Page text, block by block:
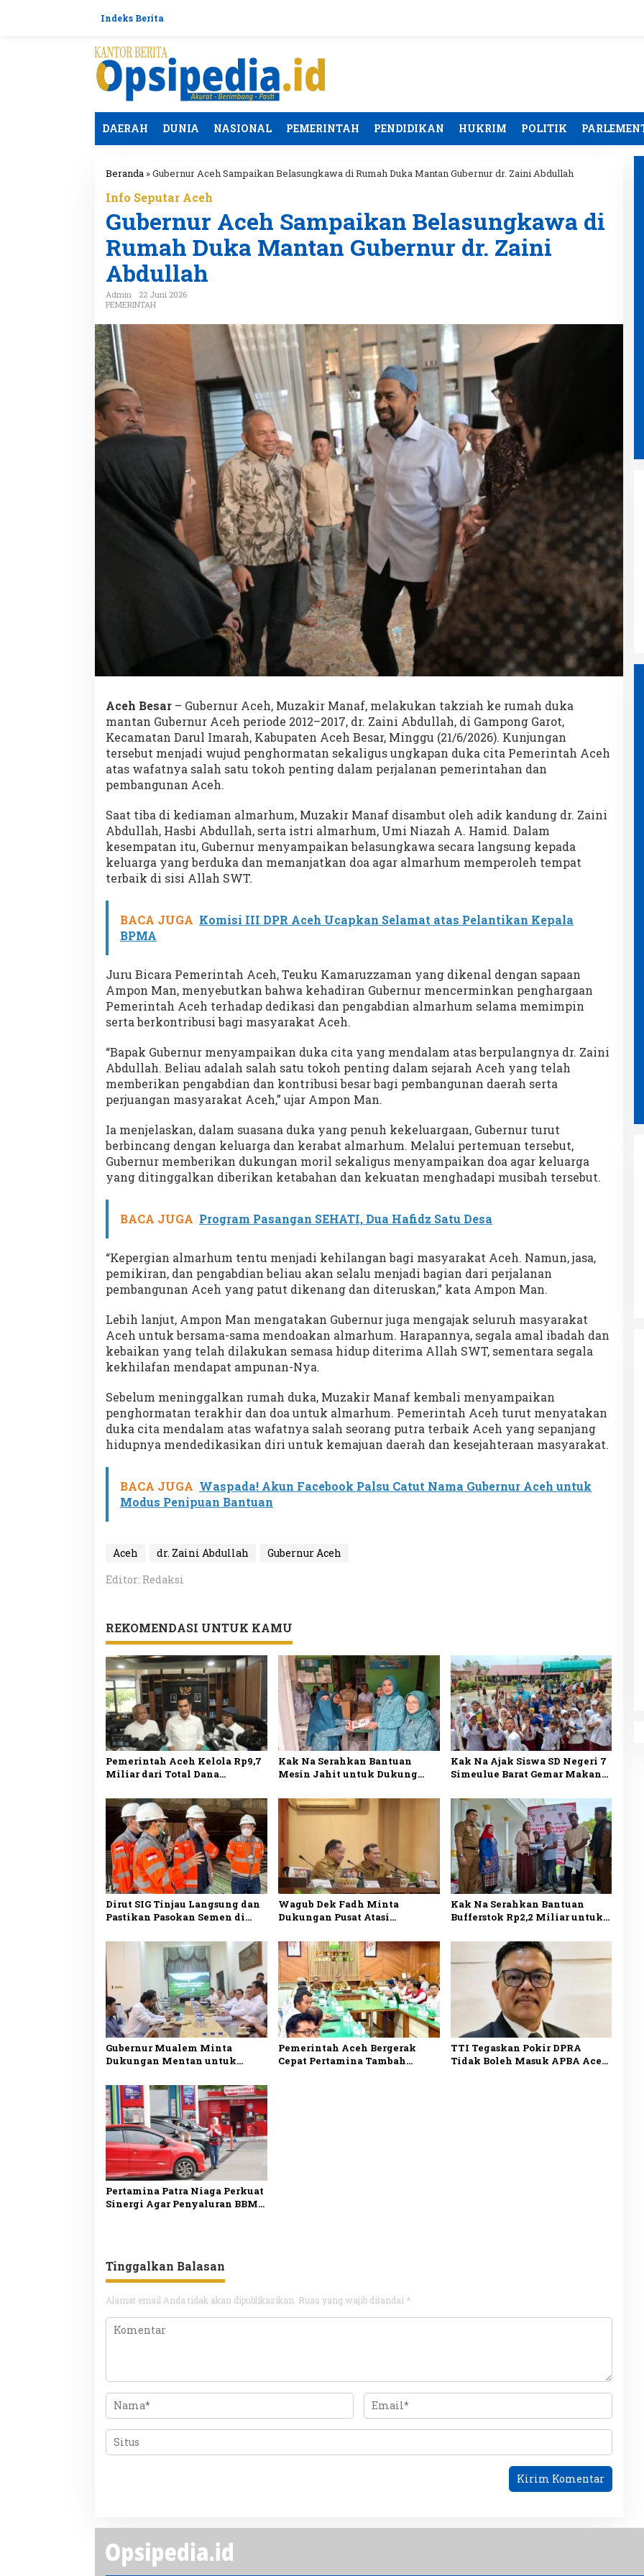
Indeks Berita
DAERAH DUNIA NASIONAL PEMERINTAH PENDIDIKAN HUKRIM POLITIK
Beranda »Gubernur Aceh Sampaikan Belasungkawa di Rumah Duka Mantan Gubernur dr. Zaini Abdullah
Info Seputar Aceh
Gubernur Aceh Sampaikan Belasungkawa di
Rumah Duka Mantan Gubernur dr. Zaini
Abdullah
Admin
22 Juni 2026
PEMERINTAH
Aceh Besar – Gubernur Aceh, Muzakir Manaf, melakukan takziah ke rumah duka
mantan Gubernur Aceh periode 2012–2017, dr. Zaini Abdullah, di Gampong Garot,
Kecamatan Darul Imarah, Kabupaten Aceh Besar, Minggu (21/6/2026). Kunjungan
tersebut menjadi wujud penghormatan sekaligus ungkapan duka cita Pemerintah Aceh
atas wafatnya salah satu tokoh penting dalam perjalanan pemerintahan dan
pembangunan Aceh.
Saat tiba di kediaman almarhum, Muzakir Manaf disambut oleh adik kandung dr. Zaini
Abdullah, Hasbi Abdullah, serta istri almarhum, Umi Niazah A. Hamid. Dalam
kesempatan itu, Gubernur menyampaikan belasungkawa secara langsung kepada
keluarga yang berduka dan memanjatkan doa agar almarhum memperoleh tempat
terbaik di sisi Allah SWT.
BACA JUGA Komisi III DPR Aceh Ucapkan Selamat atas Pelantikan Kepala
BPMA
Juru Bicara Pemerintah Aceh, Teuku Kamaruzzaman yang dikenal dengan sapaan
Ampon Man, menyebutkan bahwa kehadiran Gubernur mencerminkan penghargaan
Pemerintah Aceh terhadap dedikasi dan pengabdian almarhum selama memimpin
serta berkontribusi bagi masyarakat Aceh.
“Bapak Gubernur menyampaikan duka cita yang mendalam atas berpulangnya dr. Zaini
Abdullah. Beliau adalah salah satu tokoh penting dalam sejarah Aceh yang telah
memberikan pengabdian dan kontribusi besar bagi pembangunan daerah serta
perjuangan masyarakat Aceh,” ujar Ampon Man.
Ia menjelaskan, dalam suasana duka yang penuh kekeluargaan, Gubernur turut
berbincang dengan keluarga dan kerabat almarhum. Melalui pertemuan tersebut,
Gubernur memberikan dukungan moril sekaligus menyampaikan doa agar keluarga
yang ditinggalkan diberikan ketabahan dan kekuatan menghadapi musibah tersebut.
BACA JUGA Program Pasangan SEHATI, Dua Hafidz Satu Desa
“Kepergian almarhum tentu menjadi kehilangan bagi masyarakat Aceh. Namun, jasa,
pemikiran, dan pengabdian beliau akan selalu menjadi bagian dari perjalanan
pembangunan Aceh yang patut dikenang dan diteruskan,” kata Ampon Man.
Lebih lanjut, Ampon Man mengatakan Gubernur juga mengajak seluruh masyarakat
Aceh untuk bersama-sama mendoakan almarhum. Harapannya, segala amal ibadah dan
kebaikan yang telah dilakukan semasa hidup diterima Allah SWT, sementara segala
kekhilafan mendapat ampunan-Nya.
Sebelum meninggalkan rumah duka, Muzakir Manaf kembali menyampaikan
penghormatan terakhir dan doa untuk almarhum. Pemerintah Aceh turut menyatakan
duka cita mendalam atas wafatnya salah seorang putra terbaik Aceh yang sepanjang
hidupnya mendedikasikan diri untuk kemajuan daerah dan kesejahteraan masyarakat.
BACA JUGA Waspada! Akun Facebook Palsu Catut Nama Gubernur Aceh untuk
Modus Penipuan Bantuan
Aceh dr. Zaini Abdullah
Gubernur Aceh
Editor: Redaksi
REKOMENDASI UNTUK KAMU
Pemerintah Aceh Kelola Rp9,7
Miliar dari Total Dana
Pemulihan Bencana
Kak Na Serahkan Bantuan
Mesin Jahit untuk Dukung
Kak Na Ajak Siswa SD Negeri 7
Simeulue Barat Gemar Makan
Dirut SIG Tinjau Langsung dan
Pastikan Pasokan Semen di
Wagub Dek Fadh Minta
Dukungan Pusat Atasi
Aceh
Kak Na Serahkan Bantuan
Bufferstok Rp2,2 Miliar untuk
Simeulue
Gubernur Mualem Minta
Dukungan Mentan untuk
dan Kebun di Aceh
Pemerintah Aceh Bergerak
Cepat Pertamina Tambah
TTI Tegaskan Pokir DPRA
Tidak Boleh Masuk APBA Aceh
Pertamina Patra Niaga Perkuat
Sinergi Agar Penyaluran BBM
Tinggalkan Balasan
Alamat email Anda tidak akan dipublikasikan. Ruas yang wajib ditandai *
Peminat Ganti Foto KTP Terus
Meningkat Warga Banda Aceh
Bisa Daftar Online Mulai 11
Agustus
Wartawan Bahas Isu Strategis
Aceh dalam Suasana Penuh
Keakraban
Di POLITIK | 2 Agustus 2026